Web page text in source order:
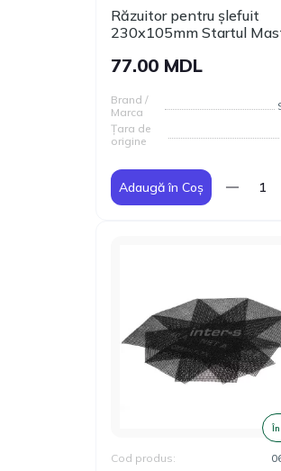
Răzuitor pentru șlefuit
230х105mm Startul
77.00 MDL
Brand /
Marca
Țara de
origine
Adaugă în Coș
Cod produs: